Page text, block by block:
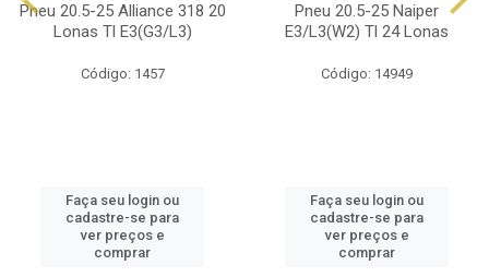
Pneu 20.5-25 Alliance 318 20
Lonas Tl E3(G3/L3)
Código: 1457
Faça seu login ou
cadastre-se para
ver preços e
comprar
Pneu 20.5-25 Naiper
E3/L3(W2) Tl 24 Lonas
Código: 14949
Faça seu login ou
cadastre-se para
ver preços e
comprar